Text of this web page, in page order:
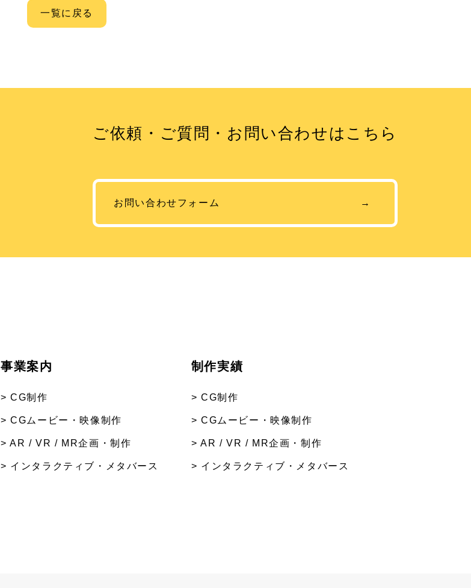
一覧に戻る
ご依頼・ご質問・お問い合わせはこちら
お問い合わせフォーム
事業案内
> CG制作
> CGムービー・映像制作
> AR / VR / MR企画・制作
> インタラクティブ・メタバース
制作実績
> CG制作
> CGムービー・映像制作
> AR / VR / MR企画・制作
> インタラクティブ・メタバース